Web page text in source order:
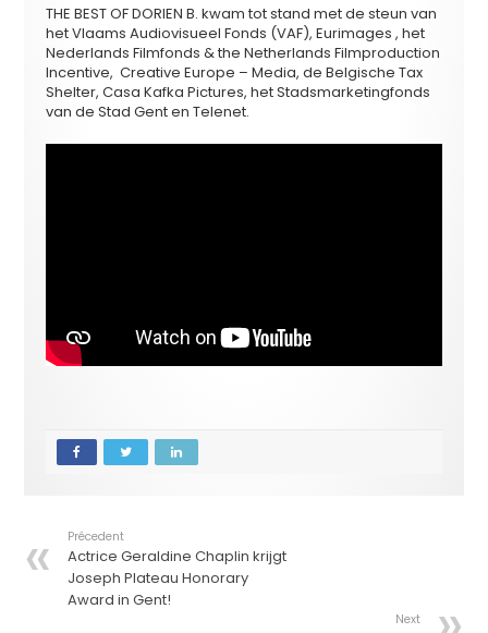
THE BEST OF DORIEN B. kwam tot stand met de steun van
het Vlaams Audiovisueel Fonds (VAF), Eurimages , het
Nederlands Filmfonds & the Netherlands Filmproduction
Incentive, Creative Europe – Media, de Belgische Tax
Shelter, Casa Kafka Pictures, het Stadsmarketingfonds
van de Stad Gent en Telenet.
Précedent
Actrice Geraldine Chaplin krijgt
Joseph Plateau Honorary
Award in Gent!
Next